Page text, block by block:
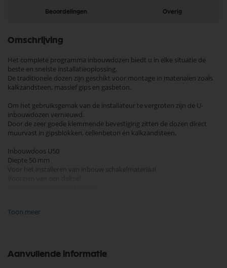
Beoordelingen Overig
Omschrijving
Het complete programma inbouwdozen biedt u in elke situatie de
beste en snelste installatieoplossing.
De traditionele dozen zijn geschikt voor montage in materialen zoals
kalkzandsteen, massief gips en gasbeton.
Om het gebruiksgemak van de installateur te vergroten zijn de U-
inbouwdozen vernieuwd.
Door de zeer goede klemmende bevestiging zitten de dozen direct
muurvast in gipsblokken, cellenbeton én kalkzandsteen.
Inbouwdoos U50
Diepte 50 mm
Voor het installeren van inbouw schakelmateriaal
360 graden draaibare ring
Afmetingen: 82 x 50 mm
Toon meer
Aanvullende informatie